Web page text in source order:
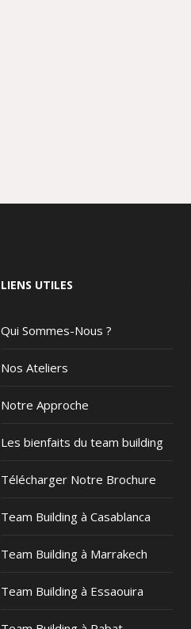
LIENS UTILES
Qui Sommes-Nous ?
Nos Ateliers
Notre Approche
Les bienfaits du team building
Télécharger Notre Brochure
Team Building à Casablanca
Team Building à Marrakech
Team Building à Essaouira